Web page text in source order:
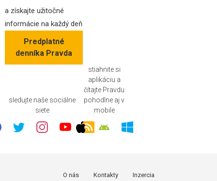
a získajte užitočné
informácie na každý deň
Predplatné
denníka Pravda
sledujte naše sociálne
siete
stiahnite si
aplikáciu a
čítajte Pravdu
pohodlne aj v
mobile
O nás Kontakty Inzercia